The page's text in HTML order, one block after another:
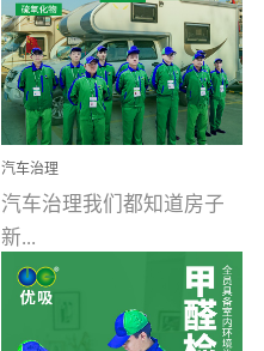
液，具备杀死人体冠状病
毒的功效，杀菌率
99.99%。相对于传统消毒
液来说，无...
汽车治理
汽车治理我们都知道房子
新...
装修完会有甲醛，其实汽